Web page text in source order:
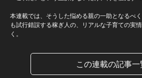
本連載では、そうした悩める親の一助となるべ
も試行錯誤する稼ぎ人の、リアルな子育ての実
く。
この連載の記事一